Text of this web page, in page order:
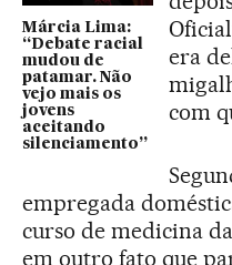
Márcia Lima:
“Debate racial
mudou de
patamar. Não
vejo mais os
jovens
aceitando
silenciamento”
era
com
empregada
curso de medicina
em outro fato que